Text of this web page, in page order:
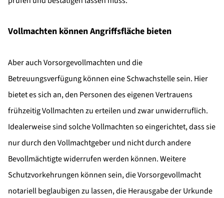
Vollmachten können Angriffsfläche bieten
Aber auch Vorsorgevollmachten und die
Betreuungsverfügung können eine Schwachstelle sein. Hier
bietet es sich an, den Personen des eigenen Vertrauens
frühzeitig Vollmachten zu erteilen und zwar unwiderruflich.
Idealerweise sind solche Vollmachten so eingerichtet, dass sie
nur durch den Vollmachtgeber und nicht durch andere
Bevollmächtigte widerrufen werden können. Weitere
Schutzvorkehrungen können sein, die Vorsorgevollmacht
notariell beglaubigen zu lassen, die Herausgabe der Urkunde